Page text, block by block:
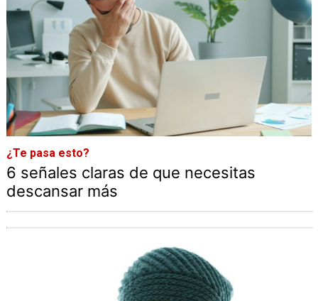
¿Te pasa esto?
6 señales claras de que necesitas
descansar más